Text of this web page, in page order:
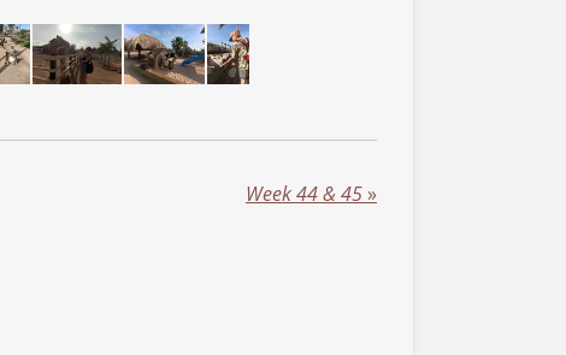
Week 44 & 45»